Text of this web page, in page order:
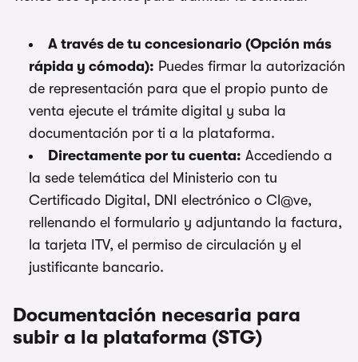
A través de tu concesionario (Opción más
rápida y cómoda): Puedes firmar la autorización
de representación para que el propio punto de
venta ejecute el trámite digital y suba la
documentación por ti a la plataforma.
Directamente por tu cuenta: Accediendo a
la sede telemática del Ministerio con tu
Certificado Digital, DNI electrónico o Cl@ve,
rellenando el formulario y adjuntando la factura,
la tarjeta ITV, el permiso de circulación y el
justificante bancario.
Documentación necesaria para
subir a la plataforma (STG)